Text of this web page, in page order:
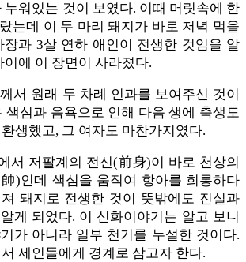
누워있는 것이 보였다. 이때 머릿속에 한
는데 이 두 마리 돼지가 바로 저녁 먹을
과 3살 연하 애인이 전생한 것임을 알
이에 이 장면이 사라졌다.
서 원래 두 차례 인과를 보여주신 것이
색심과 음욕으로 인해 다음 생에 축생도
생했고, 그 여자도 마찬가지였다.
서 저팔계의 전신(前身)이 바로 천상의
)인데 색심을 움직여 항아를 희롱하다
돼지로 전생한 것이 뜻밖에도 진실과
게 되었다. 이 신화이야기는 알고 보니
가 아니라 일부 천기를 누설한 것이다.
세인들에게 경계로 삼고자 한다.